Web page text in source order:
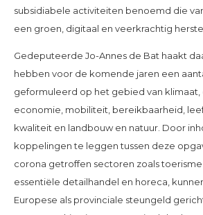
subsidiabele activiteiten benoemd die
een groen, digitaal en veerkrachtig
Gedeputeerde Jo-Annes de Bat haakt
hebben voor de komende jaren een
geformuleerd op het gebied van
economie, mobiliteit, bereikbaarheid,
kwaliteit en landbouw en natuur. Door
koppelingen te leggen tussen deze
corona getroffen sectoren zoals
essentiële detailhandel en horeca,
Europese als provinciale steungeld